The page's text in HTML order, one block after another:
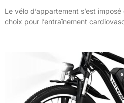
Le vélo d’appartement s’est
choix pour l’entraînement